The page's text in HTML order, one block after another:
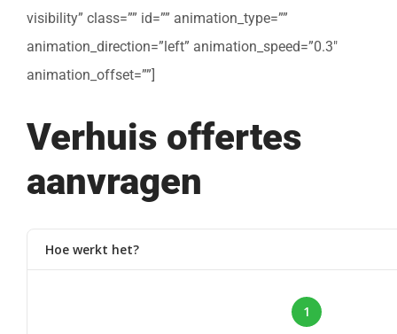
visibility” class=”” id=”” animation_type=””
animation_direction=”left” animation_speed=”0.3″
animation_offset=””]
Verhuis offertes
aanvragen